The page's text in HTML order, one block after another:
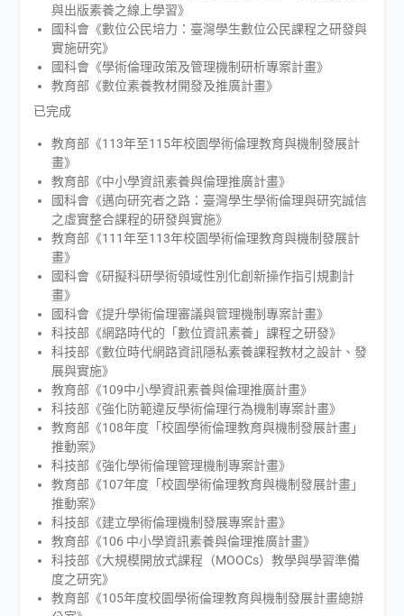
與出版素養之線上學習》
國科會《數位公民培力：臺灣學生數位公民課程之研發與
實施研究》
國科會《學術倫理政策及管理機制研析專案計畫》
教育部《數位素養教材開發及推廣計畫》
已完成
教育部《113年至115年校園學術倫理教育與機制發展計
畫》
教育部《中小學資訊素養與倫理推廣計畫》
國科會《邁向研究者之路：臺灣學生學術倫理與研究誠信
之虛實整合課程的研發與實施》
教育部《111年至113年校園學術倫理教育與機制發展計
畫》
國科會《研擬科研學術領域性別化創新操作指引規劃計
畫》
國科會《提升學術倫理審議與管理機制專案計畫》
科技部《網路時代的「數位資訊素養」課程之研發》
科技部《數位時代網路資訊隱私素養課程教材之設計、發
展與實施》
教育部《109中小學資訊素養與倫理推廣計畫》
科技部《強化防範違反學術倫理行為機制專案計畫》
教育部《108年度「校園學術倫理教育與機制發展計畫」
推動案》
科技部《強化學術倫理管理機制專案計畫》
教育部《107年度「校園學術倫理教育與機制發展計畫」
推動案》
科技部《建立學術倫理機制發展專案計畫》
教育部《106 中小學資訊素養與倫理推廣計畫》
科技部《大規模開放式課程（MOOCs）教學與學習準備
度之研究》
教育部《105年度校園學術倫理教育與機制發展計畫總辦